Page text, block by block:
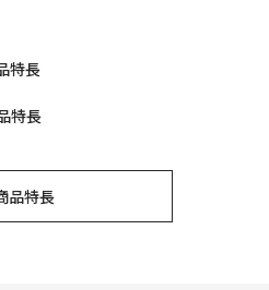
特長
特長
品特長